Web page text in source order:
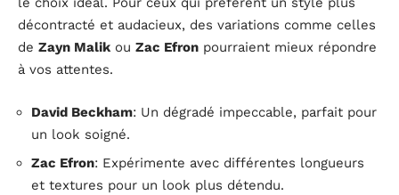
décontracté et audacieux, des variations comme celles
de Zayn Malik ou Zac Efron pourraient mieux répondre
à vos attentes.
David Beckham: Un dégradé impeccable, parfait pour
un look soigné.
Zac Efron: Expérimente avec différentes longueurs
et textures pour un look plus détendu.